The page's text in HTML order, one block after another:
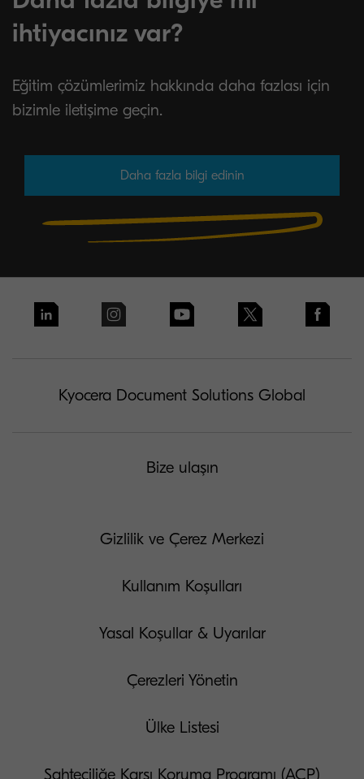
ihtiyacınız var?
Eğitim çözümlerimiz hakkında daha fazlası için
bizimle iletişime geçin.
Daha fazla bilgi edinin
Kyocera Document Solutions Global
Bize ulaşın
Gizlilik ve Çerez Merkezi
Kullanım Koşulları
Yasal Koşullar & Uyarılar
Çerezleri Yönetin
Ülke Listesi
Sahteciliğe Karşı Koruma Programı (ACP)